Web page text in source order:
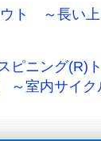
ウト ～長い上
ピニング(R)
室内サイク